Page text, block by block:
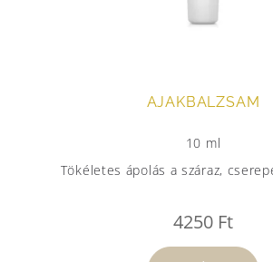
AJAKBALZSAM
10 ml
Tökéletes ápolás a száraz,
4250 Ft